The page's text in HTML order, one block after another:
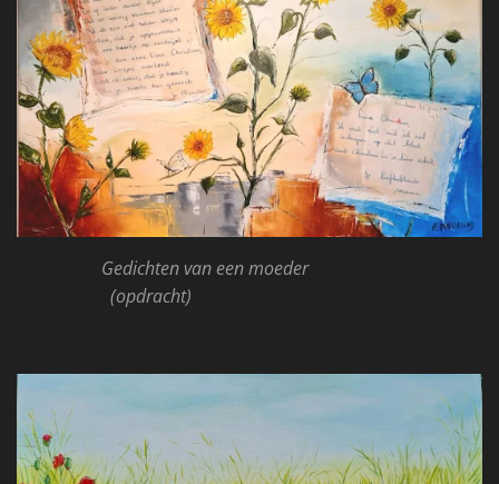
Gedichten van een moeder
(opdracht)